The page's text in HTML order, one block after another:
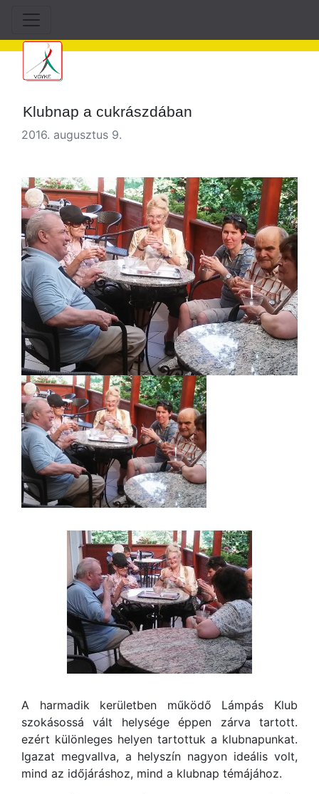
Klubnap a cukrászdában
2016. augusztus 9.
A harmadik kerületben működő Lámpás Klub
szokásossá vált helysége éppen zárva tartott.
ezért különleges helyen tartottuk a klubnapunkat.
Igazat megvallva, a helyszín nagyon ideális volt,
mind az időjáráshoz, mind a klubnap témájához.